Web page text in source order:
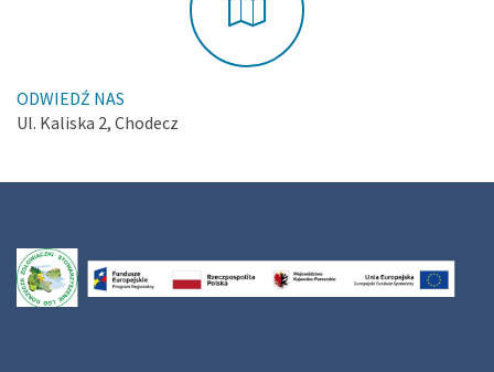
ODWIEDŹ NAS
Ul. Kaliska 2, Chodecz